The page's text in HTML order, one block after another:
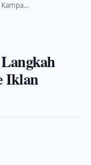
Iklan